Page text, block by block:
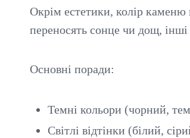
Окрім естетики, колір каменю
переносять сонце чи дощ,
Основні поради:
Темні кольори (чорний,
Світлі відтінки (білий,